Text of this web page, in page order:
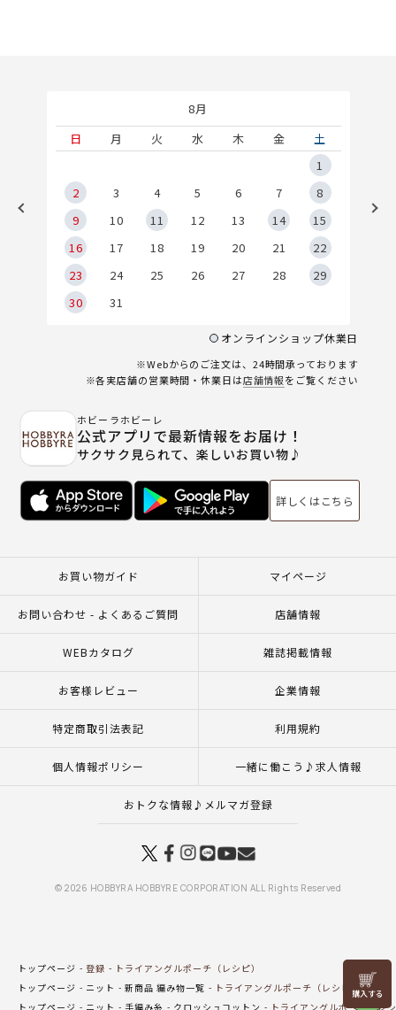
リリヤン
フェア
8月
日
月 火 水 木 金
土
1
2
3 4 5 6 7
8
9
10 11 12 13 14
15
16
17 18 19 20 21
22
23
24 25 26 27 28
29
30
31
オンラインショップ休業日
※Webからのご注文は、24時間承っております
※各実店舗の営業時間・休業日は店舗情報をご覧ください
ホビーラホビーレ
公式アプリで最新情報をお届け！
サクサク見られて、楽しいお買い物♪
詳しくはこちら
お買い物ガイド マイページ
お問い合わせ - よくあるご質問 店舗情報
WEBカタログ 雑誌掲載情報
お客様レビュー 企業情報
特定商取引法表記 利用規約
個人情報ポリシー 一緒に働こう♪求人情報
おトクな情報♪メルマガ登録
© 2026 HOBBYRA HOBBYRE CORPORATION ALL Rights Reserved
トップページ 登録
トライアングルポーチ（レシピ）
トップページ
ニット 新商品 編み物一覧
トライアングルポーチ（レシピ）
トップページ
ニット 手編み糸 クロッシュコットン トライアングルポーチ（レ